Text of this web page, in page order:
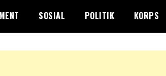
SOSIAL POLITIK KORPS